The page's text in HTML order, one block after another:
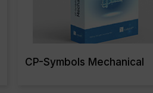
CP-Symbols Mechanical